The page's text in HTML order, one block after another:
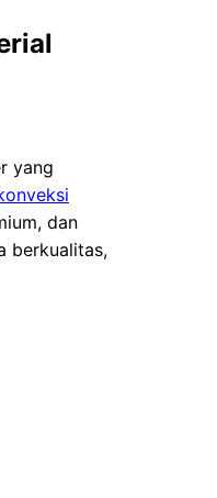
yang
dan
berkualitas,